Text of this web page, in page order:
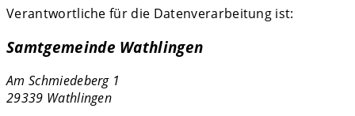
Verantwortliche für die Datenverarbeitung ist:
Samtgemeinde Wathlingen
Am Schmiedeberg 1
29339 Wathlingen